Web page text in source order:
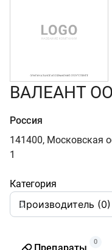
ВАЛЕАНТ
Россия
141400, Московская
1
Категория
0